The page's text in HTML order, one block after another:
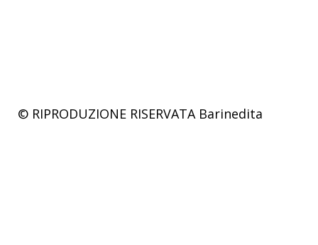
© RIPRODUZIONE RISERVATA Barinedita